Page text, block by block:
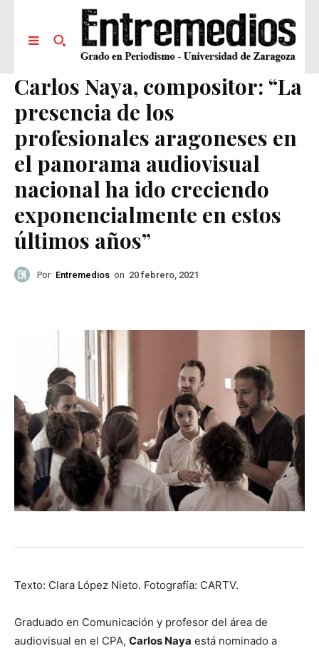
Carlos Naya, compositor: “La
presencia de los
profesionales aragoneses en
el panorama audiovisual
nacional ha ido creciendo
exponencialmente en estos
últimos años”
Por Entremedios on 20 febrero, 2021
Texto: Clara López Nieto. Fotografía: CARTV.
Graduado en Comunicación y profesor del área de
audiovisual en el CPA, Carlos Naya está nominado a